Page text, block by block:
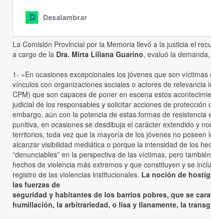
La Comisión Provincial por la Memoria llevó a la justicia el
a cargo de la Dra. Mirta Liliana Guarino, evaluó la
1- «En ocasiones excepcionales los jóvenes que son
vínculos con organizaciones sociales o actores de relevancia
CPM) que son capaces de poner en escena estos
judicial de los responsables y solicitar acciones de protección
embargo, aún con la potencia de estas formas de resistencia
punitiva, en ocasiones se desdibuja el carácter extendido y
territorios, toda vez que la mayoría de los jóvenes no poseen
alcanzar visibilidad mediática o porque la intensidad de los
“denunciables” en la perspectiva de las víctimas, pero
hechos de violencia más extremos y que constituyen y se
registro de las violencias institucionales. La noción de
las fuerzas de
seguridad y habitantes de los barrios pobres, que se
humillación, la arbitrariedad, o lisa y llanamente, la